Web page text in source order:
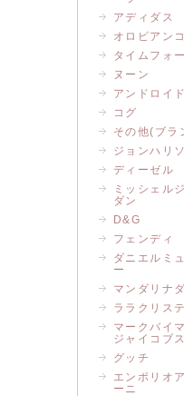
アディダス
オロビアンコ
タイムフォ
ヌーン
アンドロイド
コグ
その他(ブラ
ジョンハリ
ディーゼル
ミッシェル
ダン
D&G
フェンディ
ダニエルミ
ー
マンダリナ
ララクリス
マークバイ
ジャイコブス
グッチ
エンポリオ
ーニ